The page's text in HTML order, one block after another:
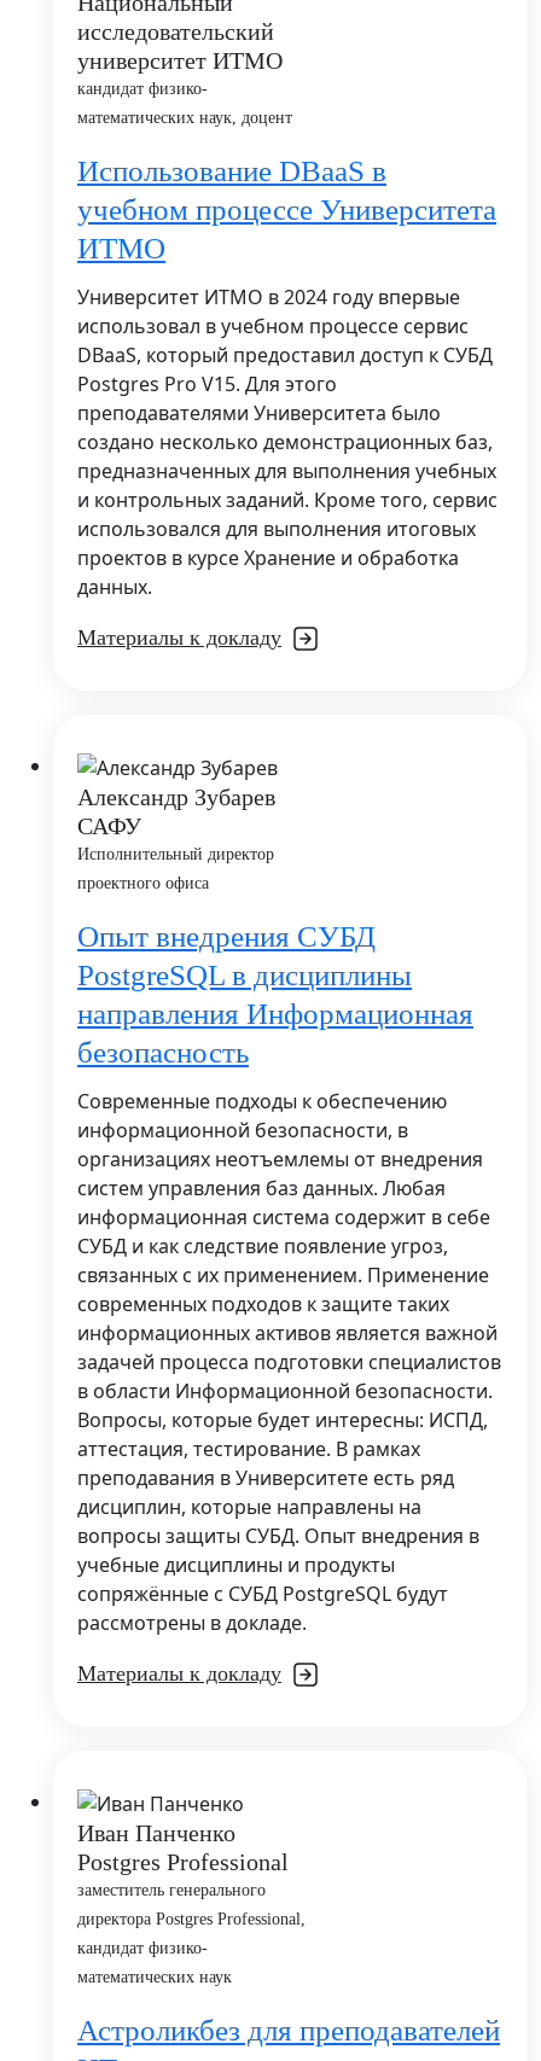
исследовательский
университет ИТМО
кандидат физико-
математических наук, доцент
Использование DBaaS в
учебном процессе Университета
ИТМО
Университет ИТМО в 2024 году впервые
использовал в учебном процессе сервис
DBaaS, который предоставил доступ к СУБД
Postgres Pro V15. Для этого
преподавателями Университета было
создано несколько демонстрационных баз,
предназначенных для выполнения учебных
и контрольных заданий. Кроме того, сервис
использовался для выполнения итоговых
проектов в курсе Хранение и обработка
данных.
Материалы к докладу
Александр Зубарев
САФУ
Исполнительный директор
проектного офиса
Опыт внедрения СУБД
PostgreSQL в дисциплины
направления Информационная
безопасность
Современные подходы к обеспечению
информационной безопасности, в
организациях неотъемлемы от внедрения
систем управления баз данных. Любая
информационная система содержит в себе
СУБД и как следствие появление угроз,
связанных с их применением. Применение
современных подходов к защите таких
информационных активов является важной
задачей процесса подготовки специалистов
в области Информационной безопасности.
Вопросы, которые будет интересны: ИСПД,
аттестация, тестирование. В рамках
преподавания в Университете есть ряд
дисциплин, которые направлены на
вопросы защиты СУБД. Опыт внедрения в
учебные дисциплины и продукты
сопряжённые с СУБД PostgreSQL будут
рассмотрены в докладе.
Материалы к докладу
Иван Панченко
Postgres Professional
заместитель генерального
директора Postgres Professional,
кандидат физико-
математических наук
Астроликбез для преподавателей